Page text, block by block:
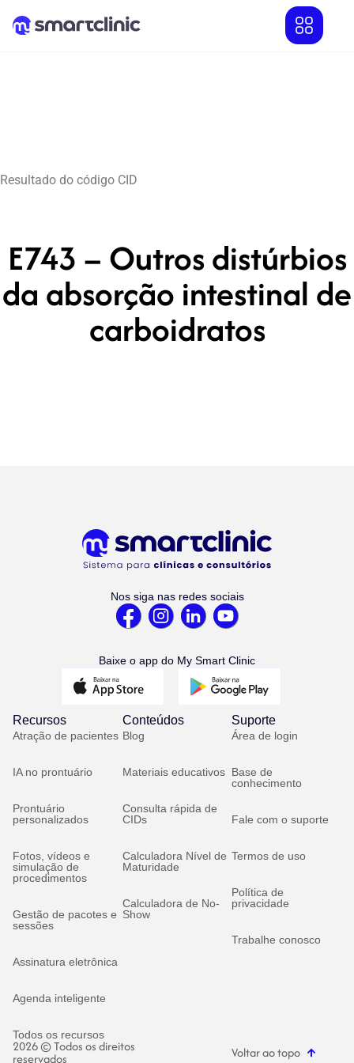
Resultado do código CID
E743 – Outros distúrbios
da absorção intestinal de
carboidratos
Nos siga nas redes sociais
Baixe o app do My Smart Clinic
Recursos
Atração de pacientes
IA no prontuário
Prontuário
personalizados
Fotos, vídeos e
simulação de
procedimentos
Gestão de pacotes e
sessões
Assinatura eletrônica
Agenda inteligente
Todos os recursos
Conteúdos
Blog
Materiais educativos
Consulta rápida de
CIDs
Calculadora Nível de
Maturidade
Calculadora de No-
Show
Suporte
Área de login
Base de
conhecimento
Fale com o suporte
Termos de uso
Política de
privacidade
Trabalhe conosco
2026 © Todos os direitos
reservados Voltar ao topo